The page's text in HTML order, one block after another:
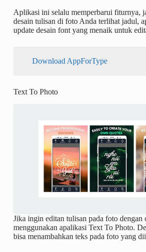
Aplikasi ini selalu memperbarui fiturnya,
desain tulisan di foto Anda terlihat jadul,
update desain font yang menaik untuk
Download AppForType
Text To Photo
Jika ingin editan tulisan pada foto dengan
menggunakan apalikasi Text To Photo.
bisa menambahkan teks pada foto yang